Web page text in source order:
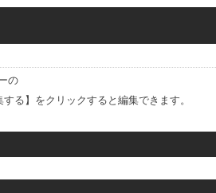
の
る】をクリックすると編集できます。